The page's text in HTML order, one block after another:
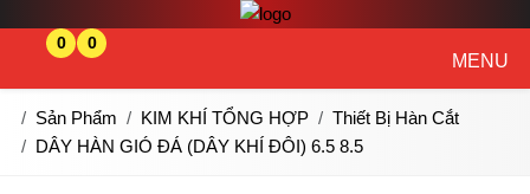
0 0
MENU
Sản Phẩm KIM KHÍ TỔNG HỢP
Thiết Bị Hàn Cắt
DÂY HÀN GIÓ ĐÁ (DÂY KHÍ ĐÔI) 6.5 8.5